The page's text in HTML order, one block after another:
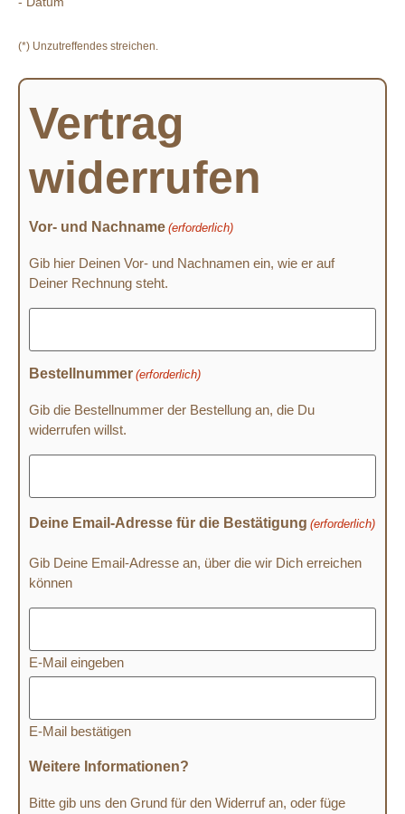
(*) Unzutreffendes streichen.
Vertrag
widerrufen
Vor- und Nachname (erforderlich)
Gib hier Deinen Vor- und Nachnamen ein, wie er auf
Deiner Rechnung steht.
Bestellnummer (erforderlich)
Gib die Bestellnummer der Bestellung an, die Du
widerrufen willst.
Deine Email-Adresse für die Bestätigung (erforderlich)
Gib Deine Email-Adresse an, über die wir Dich erreichen
können
E-Mail eingeben
E-Mail bestätigen
Weitere Informationen?
Bitte gib uns den Grund für den Widerruf an, oder füge